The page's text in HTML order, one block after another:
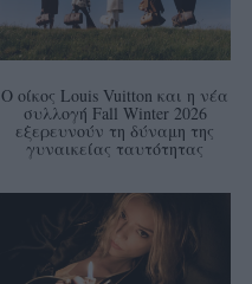
Ο οίκος Louis Vuitton και η νέα
συλλογή Fall Winter 2026
εξερευνούν τη δύναμη της
γυναικείας ταυτότητας